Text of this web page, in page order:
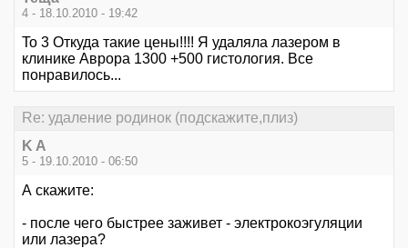
4 - 18.10.2010 - 19:42
To 3 Откуда такие цены!!!! Я удаляла лазером в
клинике Аврора 1300 +500 гистология. Все
понравилось...
Re: удаление родинок (подскажите,плиз)
K A
5 - 19.10.2010 - 06:50
А скажите:
- после чего быстрее заживет - электрокоэгуляции
или лазера?